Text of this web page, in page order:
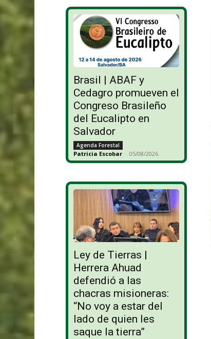
Brasil | ABAF y
Cedagro promueven el
Congreso Brasileño
del Eucalipto en
Salvador
Agenda Forestal
Patricia Escobar - 05/08/2026
Ley de Tierras |
Herrera Ahuad
defendió a las
chacras misioneras:
“No voy a estar del
lado de quien les
saque la tierra”